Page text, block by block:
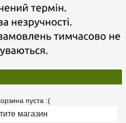
пуста :(
магазин